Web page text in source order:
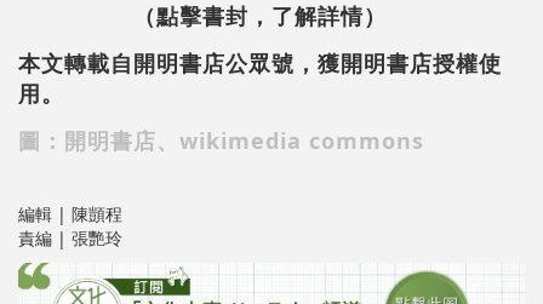
（點擊書封，了解詳情）
本文轉載自開明書店公眾號，獲開明書店授權使
用。
圖：開明書店、wikimedia commons
編輯 | 陳顗程
責編 | 張艷玲